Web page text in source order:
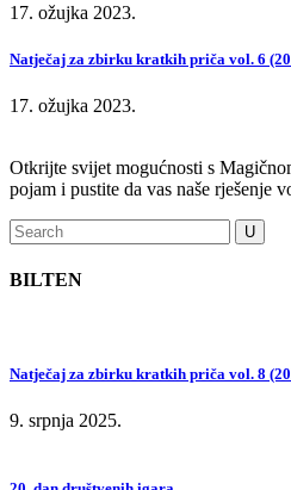
17. ožujka 2023.
Natječaj za zbirku kratkih priča vol. 6
17. ožujka 2023.
Otkrijte svijet mogućnosti s
pojam i pustite da vas naše rješenje
BILTEN
Natječaj za zbirku kratkih priča vol. 8
9. srpnja 2025.